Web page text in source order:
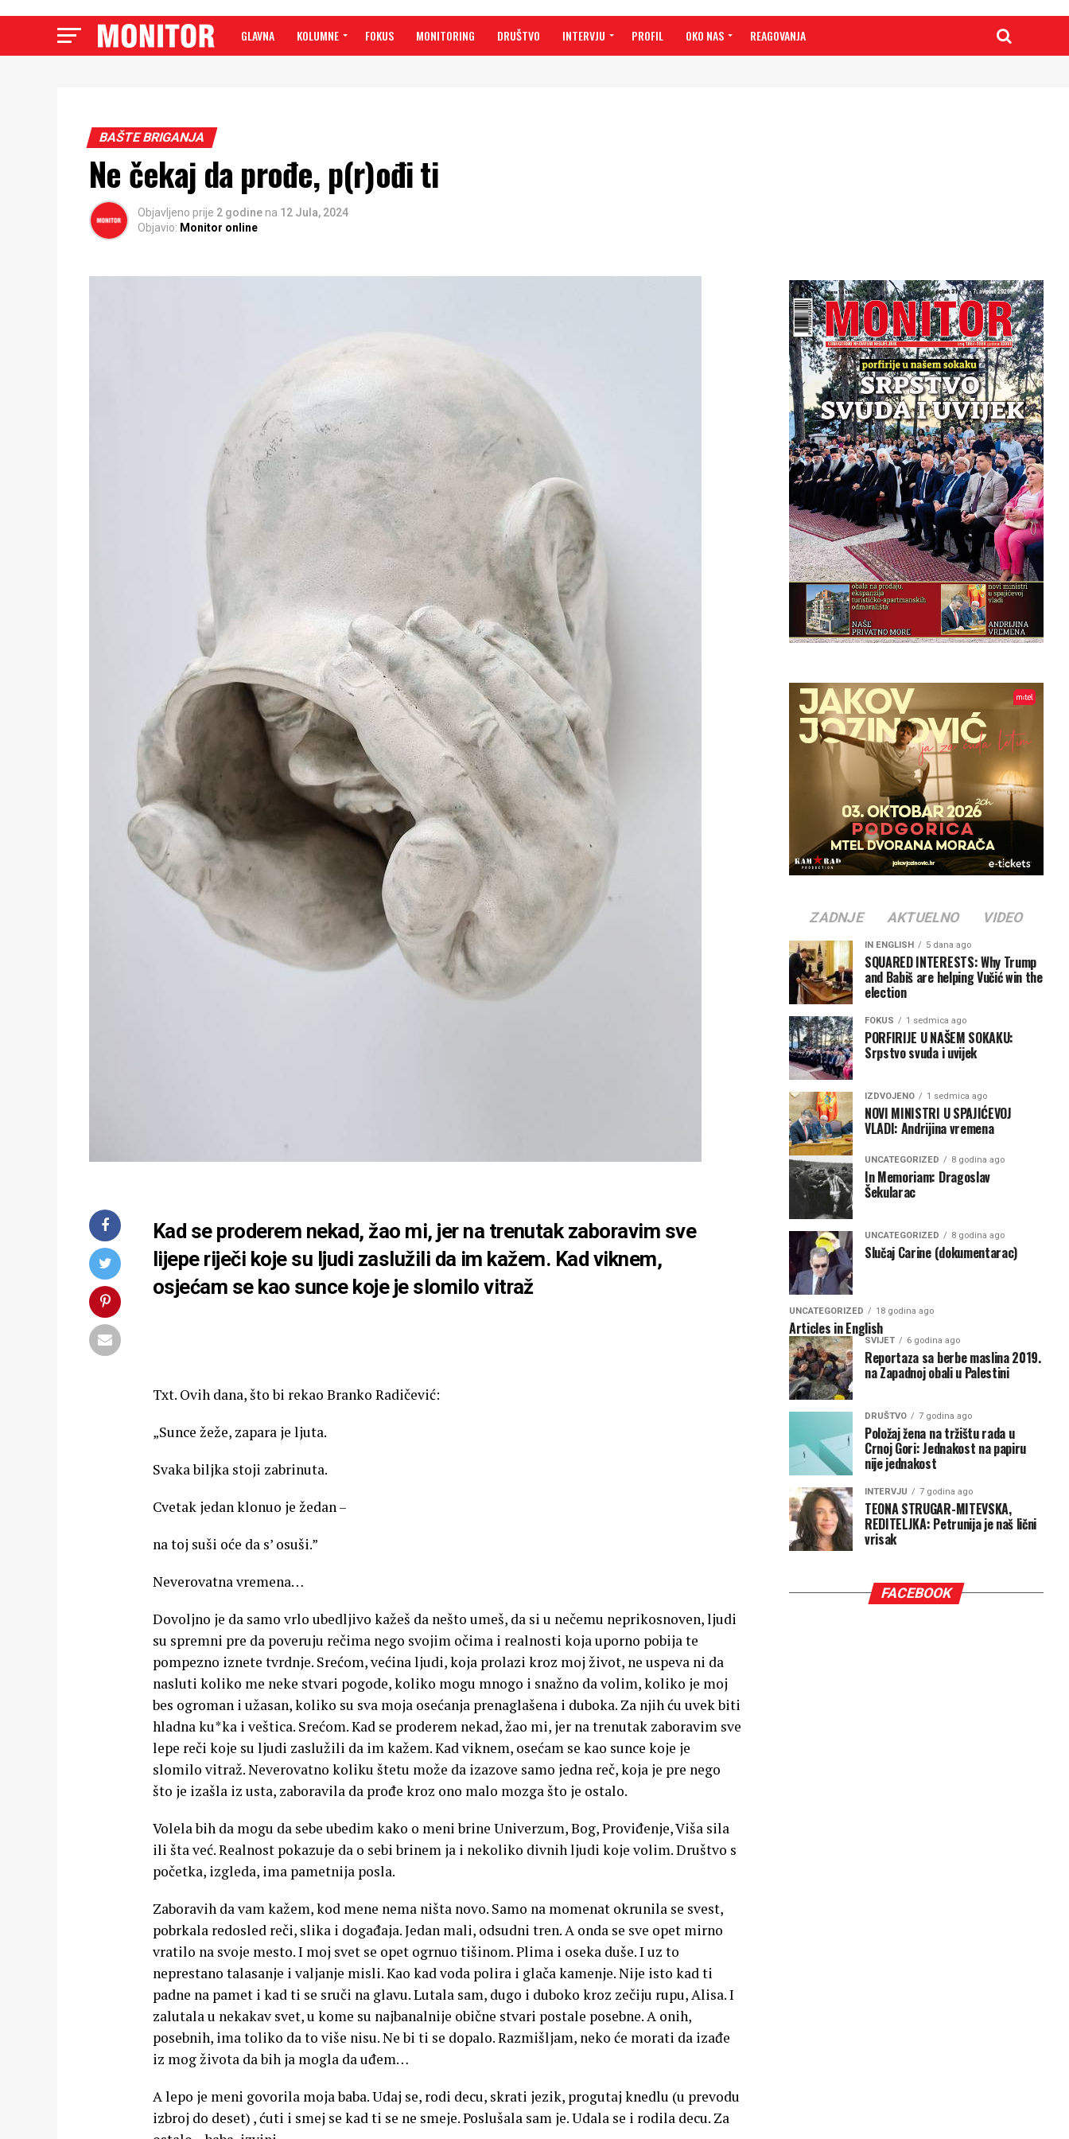
GLAVNA KOLUMNE FOKUS MONITORING DRUŠTVO INTERVJU PROFIL OKO NAS REAGOVANJA
BAŠTE BRIGANJA
Ne čekaj da prođe, p(r)ođi ti
Objavljeno prije 2 godine na 12 Jula, 2024
Objavio: Monitor online
Kad se proderem nekad, žao mi, jer na trenutak zaboravim sve
lijepe riječi koje su ljudi zaslužili da im kažem. Kad viknem,
osjećam se kao sunce koje je slomilo vitraž
Txt. Ovih dana, što bi rekao Branko Radičević:
„Sunce žeže, zapara je ljuta.
Svaka biljka stoji zabrinuta.
Cvetak jedan klonuo je žedan –
na toj suši oće da s’ osuši.”
Neverovatna vremena…
Dovoljno je da samo vrlo ubedljivo kažeš da nešto umeš, da si u nečemu neprikosnoven, ljudi
su spremni pre da poveruju rečima nego svojim očima i realnosti koja uporno pobija te
pompezno iznete tvrdnje. Srećom, većina ljudi, koja prolazi kroz moj život, ne uspeva ni da
nasluti koliko me neke stvari pogode, koliko mogu mnogo i snažno da volim, koliko je moj
bes ogroman i užasan, koliko su sva moja osećanja prenaglašena i duboka. Za njih ću uvek biti
hladna ku*ka i veštica. Srećom. Kad se proderem nekad, žao mi, jer na trenutak zaboravim sve
lepe reči koje su ljudi zaslužili da im kažem. Kad viknem, osećam se kao sunce koje je
slomilo vitraž. Neverovatno koliku štetu može da izazove samo jedna reč, koja je pre nego
što je izašla iz usta, zaboravila da prođe kroz ono malo mozga što je ostalo.
Volela bih da mogu da sebe ubedim kako o meni brine Univerzum, Bog, Proviđenje, Viša sila
ili šta već. Realnost pokazuje da o sebi brinem ja i nekoliko divnih ljudi koje volim. Društvo s
početka, izgleda, ima pametnija posla.
Zaboravih da vam kažem, kod mene nema ništa novo. Samo na momenat okrunila se svest,
pobrkala redosled reči, slika i događaja. Jedan mali, odsudni tren. A onda se sve opet mirno
vratilo na svoje mesto. I moj svet se opet ogrnuo tišinom. Plima i oseka duše. I uz to
neprestano talasanje i valjanje misli. Kao kad voda polira i glača kamenje. Nije isto kad ti
padne na pamet i kad ti se sruči na glavu. Lutala sam, dugo i duboko kroz zečiju rupu, Alisa. I
zalutala u nekakav svet, u kome su najbanalnije obične stvari postale posebne. A onih,
posebnih, ima toliko da to više nisu. Ne bi ti se dopalo. Razmišljam, neko će morati da izađe
iz mog života da bih ja mogla da uđem…
A lepo je meni govorila moja baba. Udaj se, rodi decu, skrati jezik, progutaj knedlu (u prevodu
izbroj do deset) , ćuti i smej se kad ti se ne smeje. Poslušala sam je. Udala se i rodila decu. Za
ZADNJE AKTUELNO VIDEO
IN ENGLISH 5 dana ago
SQUARED INTERESTS: Why Trump
and Babiš are helping Vučić win the
election
FOKUS 1 sedmica ago
PORFIRIJE U NAŠEM SOKAKU:
Srpstvo svuda i uvijek
IZDVOJENO 1 sedmica ago
NOVI MINISTRI U SPAJIĆEVOJ
VLADI: Andrijina vremena
UNCATEGORIZED 8 godina ago
In Memoriam: Dragoslav
Šekularac
UNCATEGORIZED 8 godina ago
Slučaj Carine (dokumentarac)
UNCATEGORIZED 18 godina ago
Articles in English
SVIJET 6 godina ago
Reportaza sa berbe maslina 2019.
na Zapadnoj obali u Palestini
DRUŠTVO 7 godina ago
Položaj žena na tržištu rada u
Crnoj Gori: Jednakost na papiru
nije jednakost
INTERVJU 7 godina ago
TEONA STRUGAR-MITEVSKA,
REDITELJKA: Petrunija je naš lični
vrisak
FACEBOOK